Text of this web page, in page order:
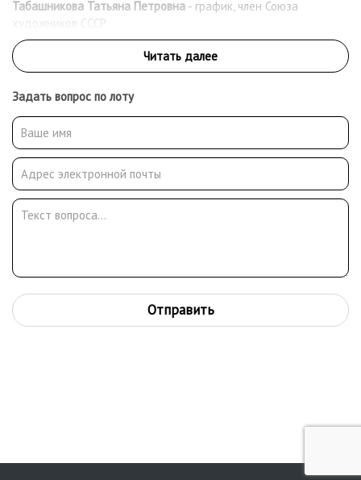
Табашникова Татьяна Петровна - график, член Союза
художников СССР.
Задать вопрос по лоту
Отправить